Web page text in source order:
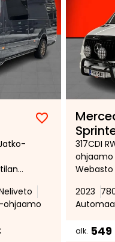
Lisää
suosikiksi
Poista
suosikeista
ohjaamo
317CDI
ohjaamo
*
2023
alk.